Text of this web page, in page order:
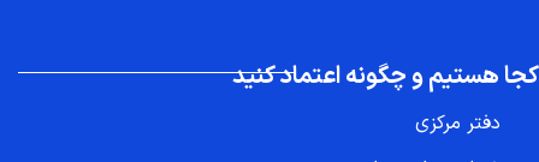
کجا هستیم و چگونه اعتماد کنید
دفتر مرکزی